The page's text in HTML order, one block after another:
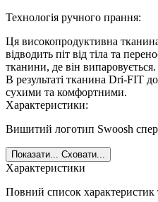
Технологія ручного прання:
Ця високопродуктивна
відводить піт від тіла та
тканини, де він випаровується.
В результаті тканина Dri-FIT
сухими та комфортними.
Характеристики:
Вишитий логотип Swoosh
Показати... Сховати...
Характеристики
Повний список характеристик